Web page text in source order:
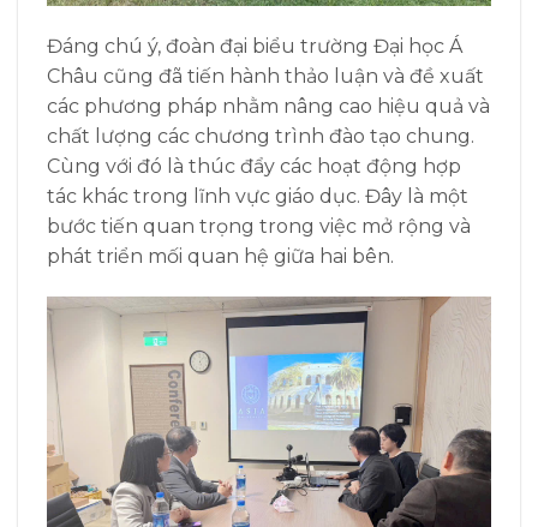
Đáng chú ý, đoàn đại biểu trường Đại học Á
Châu cũng đã tiến hành thảo luận và đề xuất
các phương pháp nhằm nâng cao hiệu quả và
chất lượng các chương trình đào tạo chung.
Cùng với đó là thúc đẩy các hoạt động hợp
tác khác trong lĩnh vực giáo dục. Đây là một
bước tiến quan trọng trong việc mở rộng và
phát triển mối quan hệ giữa hai bên.